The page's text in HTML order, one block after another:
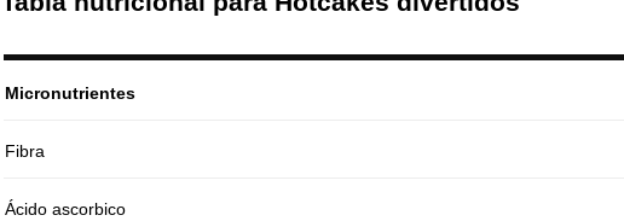
Micronutrientes
Fibra
Ácido ascorbico